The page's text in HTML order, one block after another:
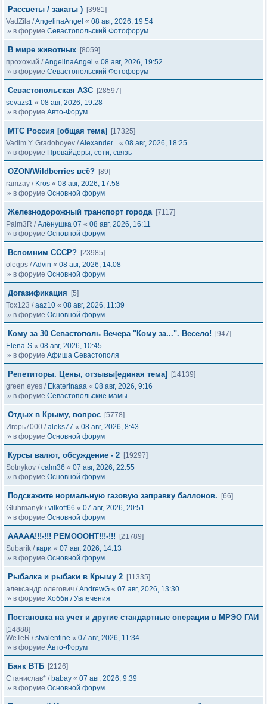
Рассветы / закаты ) [3981]
VadZila /AngelinaAngel « 08 авг, 2026, 19:54
» в форуме Севастопольский Фотофорум
В мире животных [8059]
прохожий /AngelinaAngel « 08 авг, 2026, 19:52
» в форуме Севастопольский Фотофорум
Севастопольская АЗС [28597]
sevazs1 « 08 авг, 2026, 19:28
» в форуме Авто-Форум
МТС Россия [общая тема]
[17325]
Vadim Y. Gradoboyev /Alexander_ « 08 авг, 2026, 18:25
» в форуме Провайдеры, сети, связь
OZON/Wildberries всё? [89]
ramzay / Kros « 08 авг, 2026, 17:58
» в форуме Основной форум
Железнодорожный транспорт города [7117]
Palm3R /Алёнушка 07 « 08 авг, 2026, 16:11
» в форуме Основной форум
Вспомним СССР? [23985]
olegps /Advin « 08 авг, 2026, 14:08
» в форуме Основной форум
Догазификация
[5]
Tox123 /aaz10 « 08 авг, 2026, 11:39
» в форуме Основной форум
Кому за 30 Севастополь Вечера "Кому за...". Весело!
[947]
Elena-S « 08 авг, 2026, 10:45
» в форуме Афиша Севастополя
Репетиторы. Цены, отзывы[единая тема]
[14139]
green eyes / Ekaterinaaa « 08 авг, 2026, 9:16
» в форуме Севастопольские мамы
Отдых в Крыму, вопрос [5778]
Игорь7000 /aleks77 « 08 авг, 2026, 8:43
» в форуме Основной форум
Курсы валют, обсуждение - 2 [19297]
Sotnykov /calm36 « 07 авг, 2026, 22:55
» в форуме Основной форум
Подскажите нормальную газовую заправку баллонов.
[66]
Gluhmanyk /vilkoff66 « 07 авг, 2026, 20:51
» в форуме Основной форум
ААААА!!!-!!! РЕМОООНТ!!!-!!!
[21789]
Subarik /кари « 07 авг, 2026, 14:13
» в форуме Основной форум
Рыбалка и рыбаки в Крыму 2 [11335]
александр олегович /AndrewG « 07 авг, 2026, 13:30
» в форуме Хобби / Увлечения
Постановка на учет и другие стандартные операции в МРЭО ГАИ
[14888]
WeTeR /stvalentine « 07 авг, 2026, 11:34
» в форуме Авто-Форум
Банк ВТБ [2126]
Станислав* / babay « 07 авг, 2026, 9:39
» в форуме Основной форум